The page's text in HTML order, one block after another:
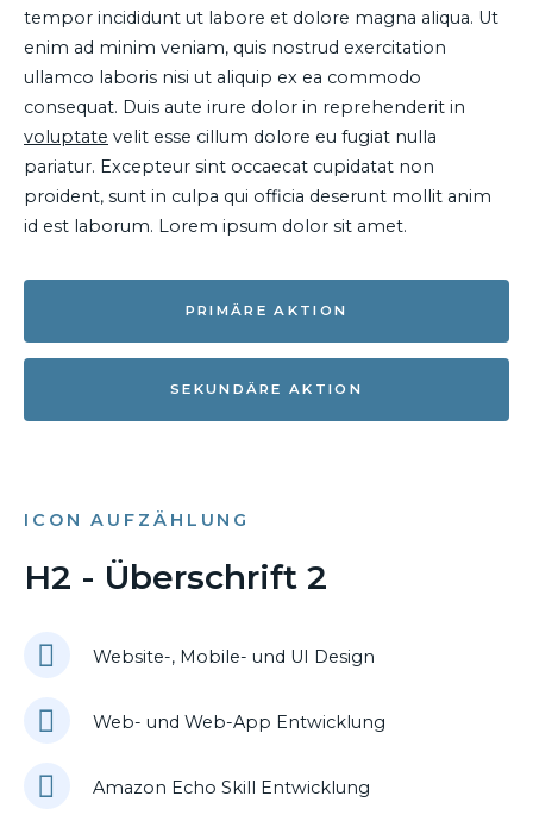
tempor incididunt ut labore et dolore magna aliqua. Ut
enim ad minim veniam, quis nostrud exercitation
ullamco laboris nisi ut aliquip ex ea commodo
consequat. Duis aute irure dolor in reprehenderit in
voluptate velit esse cillum dolore eu fugiat nulla
pariatur. Excepteur sint occaecat cupidatat non
proident, sunt in culpa qui officia deserunt mollit anim
id est laborum. Lorem ipsum dolor sit amet.
PRIMÄRE AKTION
SEKUNDÄRE AKTION
ICON AUFZÄHLUNG
H2 - Überschrift 2
Website-, Mobile- und UI Design
Web- und Web-App Entwicklung
Amazon Echo Skill Entwicklung